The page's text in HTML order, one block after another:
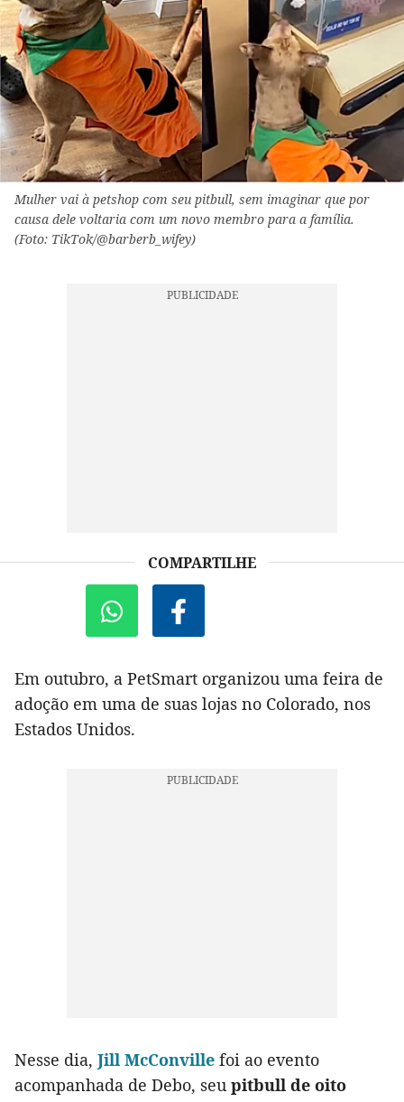
Mulher vai à petshop com seu pitbull, sem imaginar que por
causa dele voltaria com um novo membro para a família.
(Foto: TikTok/@barberb_wifey)
COMPARTILHE
Em outubro, a PetSmart organizou uma feira de
adoção em uma de suas lojas no Colorado, nos
Estados Unidos.
Nesse dia, Jill McConville foi ao evento
acompanhada de Debo, seu pitbull de oito